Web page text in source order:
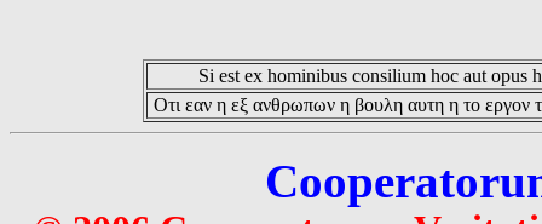
Si est ex hominibus consilium hoc aut opus
Οτι εαν η εξ ανθρωπων η βουλη αυτη η το εργον